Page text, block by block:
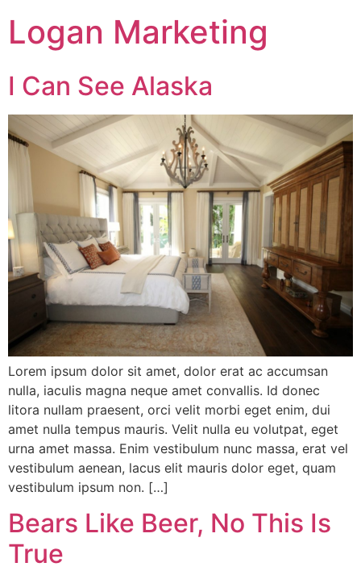
Logan Marketing
I Can See Alaska
Lorem ipsum dolor sit amet, dolor erat ac accumsan
nulla, iaculis magna neque amet convallis. Id donec
litora nullam praesent, orci velit morbi eget enim, dui
amet nulla tempus mauris. Velit nulla eu volutpat, eget
urna amet massa. Enim vestibulum nunc massa, erat vel
vestibulum aenean, lacus elit mauris dolor eget, quam
vestibulum ipsum non. […]
Bears Like Beer, No This Is
True